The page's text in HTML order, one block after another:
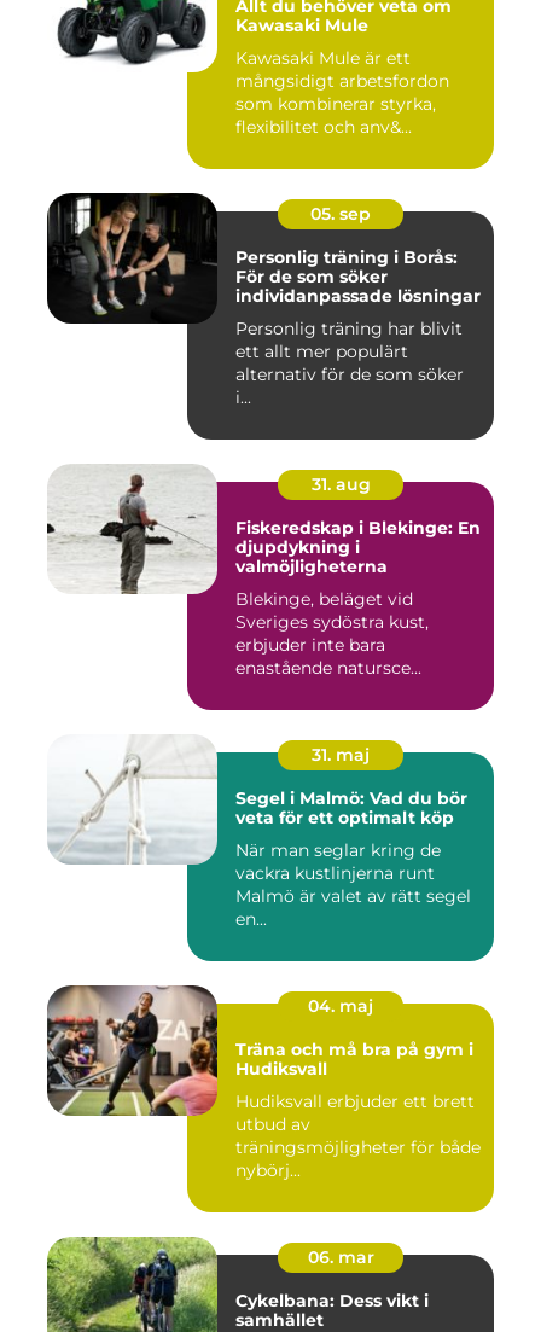
Allt du behöver veta om
Kawasaki Mule
Kawasaki Mule är ett
mångsidigt arbetsfordon
som kombinerar styrka,
flexibilitet och anv&...
05. sep
Personlig träning i Borås:
För de som söker
individanpassade lösningar
Personlig träning har blivit
ett allt mer populärt
alternativ för de som söker
i...
31. aug
Fiskeredskap i Blekinge: En
djupdykning i
valmöjligheterna
Blekinge, beläget vid
Sveriges sydöstra kust,
erbjuder inte bara
enastående natursce...
31. maj
Segel i Malmö: Vad du bör
veta för ett optimalt köp
När man seglar kring de
vackra kustlinjerna runt
Malmö är valet av rätt segel
en...
04. maj
Träna och må bra på gym i
Hudiksvall
Hudiksvall erbjuder ett brett
utbud av
träningsmöjligheter för både
nybörj...
06. mar
Cykelbana: Dess vikt i
samhället